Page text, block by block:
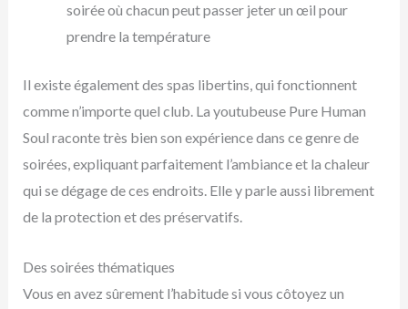
soirée où chacun peut passer jeter un œil pour
prendre la température
Il existe également des spas libertins, qui fonctionnent
comme n’importe quel club. La youtubeuse Pure Human
Soul raconte très bien son expérience dans ce genre de
soirées, expliquant parfaitement l’ambiance et la chaleur
qui se dégage de ces endroits. Elle y parle aussi librement
de la protection et des préservatifs.
Des soirées thématiques
Vous en avez sûrement l’habitude si vous côtoyez un